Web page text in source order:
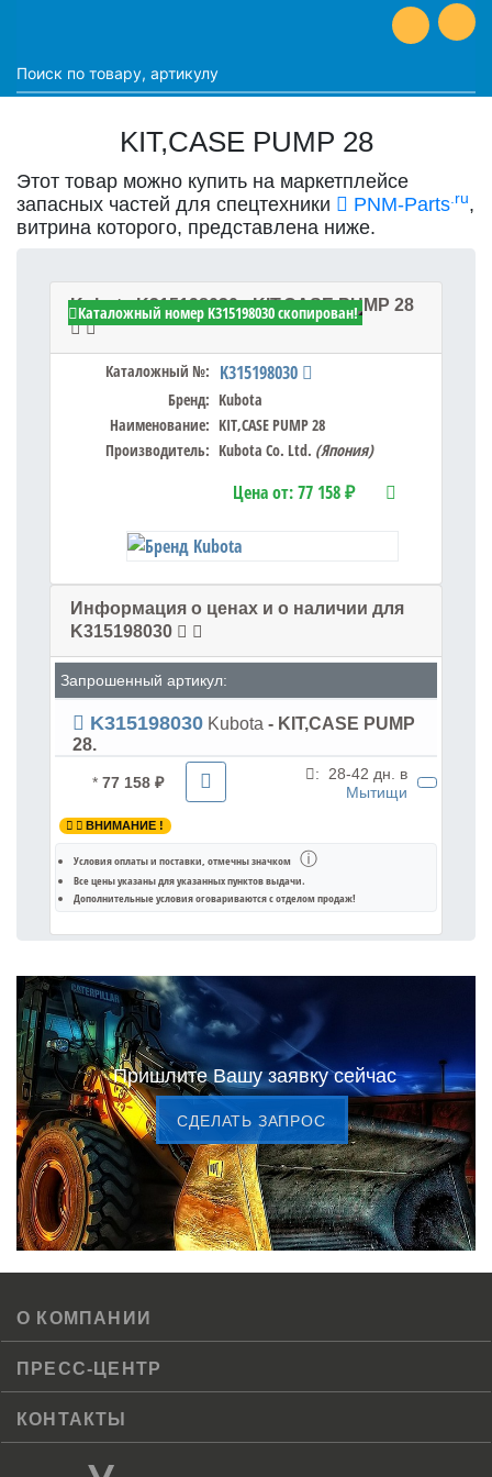
KIT,CASE PUMP 28
Этот товар можно купить на маркетплейсе
запасных частей для спецтехники
PNM-Parts.ru,
витрина которого, представлена ниже.
Kubota K315198030 - KIT,CASE PUMP 28
Каталожный №: K315198030
Бренд: Kubota
Наименование: KIT,CASE PUMP 28
Производитель: Kubota Co. Ltd. (Япония)
Цена от:77 158 ₽
Каталожный номер K315198030 скопирован!
Информация о ценах и о наличии для
K315198030
Запрошенный артикул:
K315198030 Kubota - KIT,CASE PUMP
28.
* 77 158 ₽ : 28-42 дн. в
Мытищи
ВНИМАНИЕ !
Условия оплаты и поставки, отмечны значком ⓘ
Все цены указаны дляуказанных пунктов выдачи.
Дополнительные условия оговариваются с отделом продаж!
Пришлите Вашу заявку сейчас
CДЕЛАТЬ ЗАПРОС
О КОМПАНИИ
ПРЕСС-ЦЕНТР
КОНТАКТЫ